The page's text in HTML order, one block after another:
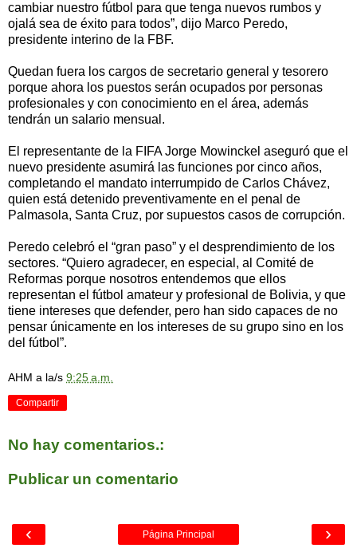
cambiar nuestro fútbol para que tenga nuevos rumbos y
ojalá sea de éxito para todos”, dijo Marco Peredo,
presidente interino de la FBF.
Quedan fuera los cargos de secretario general y tesorero
porque ahora los puestos serán ocupados por personas
profesionales y con conocimiento en el área, además
tendrán un salario mensual.
El representante de la FIFA Jorge Mowinckel aseguró que el
nuevo presidente asumirá las funciones por cinco años,
completando el mandato interrumpido de Carlos Chávez,
quien está detenido preventivamente en el penal de
Palmasola, Santa Cruz, por supuestos casos de corrupción.
Peredo celebró el “gran paso” y el desprendimiento de los
sectores. “Quiero agradecer, en especial, al Comité de
Reformas porque nosotros entendemos que ellos
representan el fútbol amateur y profesional de Bolivia, y que
tiene intereses que defender, pero han sido capaces de no
pensar únicamente en los intereses de su grupo sino en los
del fútbol”.
AHM a la/s 9:25 a.m.
Compartir
No hay comentarios.:
Publicar un comentario
‹ ›
Página Principal